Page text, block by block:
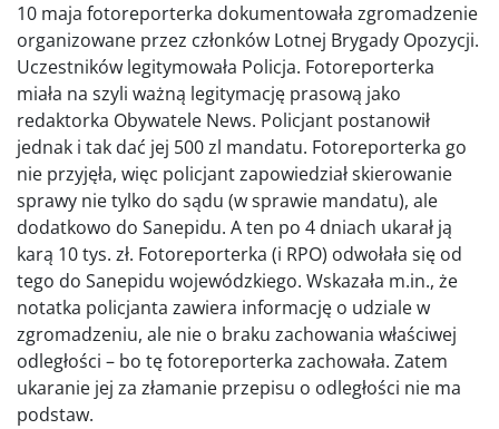
10 maja fotoreporterka dokumentowała zgromadzenie
organizowane przez członków Lotnej Brygady Opozycji.
Uczestników legitymowała Policja. Fotoreporterka
miała na szyli ważną legitymację prasową jako
redaktorka Obywatele News. Policjant postanowił
jednak i tak dać jej 500 zl mandatu. Fotoreporterka go
nie przyjęła, więc policjant zapowiedział skierowanie
sprawy nie tylko do sądu (w sprawie mandatu), ale
dodatkowo do Sanepidu. A ten po 4 dniach ukarał ją
karą 10 tys. zł. Fotoreporterka (i RPO) odwołała się od
tego do Sanepidu wojewódzkiego. Wskazała m.in., że
notatka policjanta zawiera informację o udziale w
zgromadzeniu, ale nie o braku zachowania właściwej
odległości – bo tę fotoreporterka zachowała. Zatem
ukaranie jej za złamanie przepisu o odległości nie ma
podstaw.